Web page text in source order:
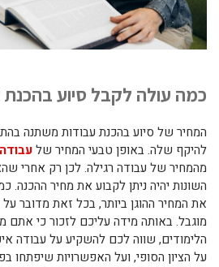
כמה עולה לקבל סיוע בהכנת
המחיר של סיוע בהכנת עבודות משתנה
להיקף שלה. באופן טבעי המחיר של
מהמחיר של עבודה רגילה. לכן רק אחרי
השונות יהיה ניתן לקבוע את מחיר
את המחיר ההוגן ביותר, בכל זאת מדובר
מוגבל. באותה מידה עליכם לזכור כי
הלימודים, שווה לכם להשקיע על עבודה
על הציון הסופי, ועל האפשרויות שיפתחו